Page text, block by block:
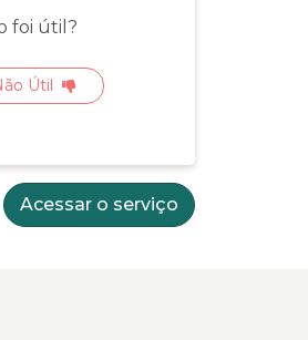
foi útil?
Útil
Acessar o serviço